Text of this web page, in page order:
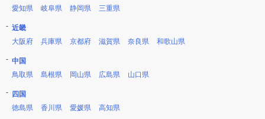
愛知県
岐阜県 静岡県 三重県
近畿
大阪府
兵庫県 京都府 滋賀県 奈良県 和歌山県
中国
鳥取県
島根県 岡山県 広島県 山口県
四国
徳島県
香川県 愛媛県 高知県